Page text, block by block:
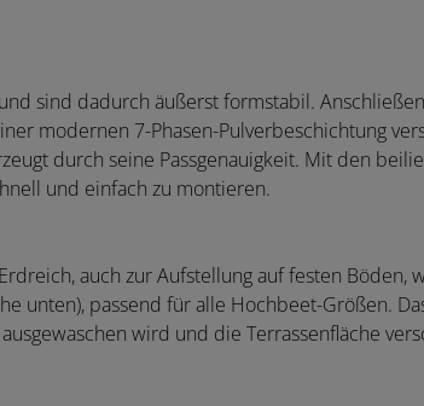
sind dadurch äußerst formstabil.
modernen 7-Phasen-Pulverbeschichtung
durch seine Passgenauigkeit. Mit den
und einfach zu montieren.
auch zur Aufstellung auf festen Böden,
unten), passend für alle Hochbeet-Größen.
wird und die Terrassenfläche